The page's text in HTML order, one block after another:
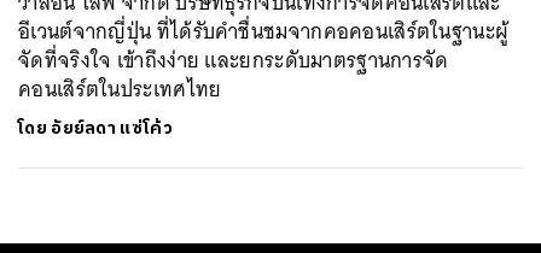
อีเวนต์จากญี่ปุ่น ที่ได้รับคำชื่นชมจากคอคอนเสิร์ตในฐานะผู้
จัดที่จริงใจ เข้าถึงง่าย และยกระดับมาตรฐานการจัด
คอนเสิร์ตในประเทศไทย
โดย อัยย์ลดา แซ่โค้ว